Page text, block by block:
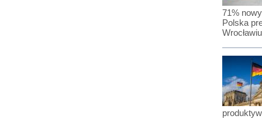
71%
Polska
Wrocławiu